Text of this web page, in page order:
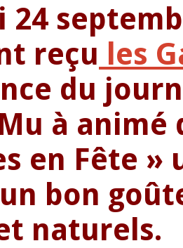
24
reçu les
du
à animé
en Fête
bon
naturels.